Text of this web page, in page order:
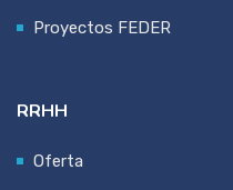
Proyectos FEDER
RRHH
Oferta